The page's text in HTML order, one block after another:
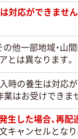
対応ができませ
の他一部地域・
とは異なります。
時の養生は対応
業はお受けできま
生した場合、再配
キャンセルとな